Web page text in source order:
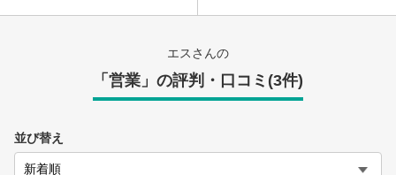
エスさんの
「営業」の評判・口コミ(3件)
並び替え